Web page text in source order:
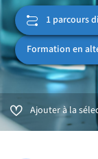
1 parcours
Formation en
Ajouter à la